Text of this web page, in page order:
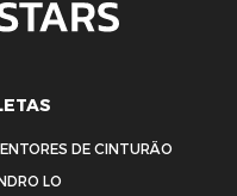
DE CINTURÃO
LO